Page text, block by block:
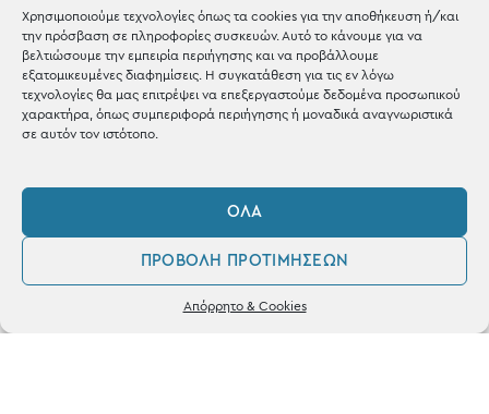
Χρησιμοποιούμε τεχνολογίες όπως τα cookies για την αποθήκευση ή/και
την πρόσβαση σε πληροφορίες συσκευών. Αυτό το κάνουμε για να
βελτιώσουμε την εμπειρία περιήγησης και να προβάλλουμε
εξατομικευμένες διαφημίσεις. Η συγκατάθεση για τις εν λόγω
τεχνολογίες θα μας επιτρέψει να επεξεργαστούμε δεδομένα προσωπικού
χαρακτήρα, όπως συμπεριφορά περιήγησης ή μοναδικά αναγνωριστικά
σε αυτόν τον ιστότοπο.
ΌΛΑ
ΠΡΟΒΟΛΉ ΠΡΟΤΙΜΉΣΕΩΝ
Απόρρητο & Cookies
OUR RECIPE
Gifts
Shop the look
Φίλτρα
0